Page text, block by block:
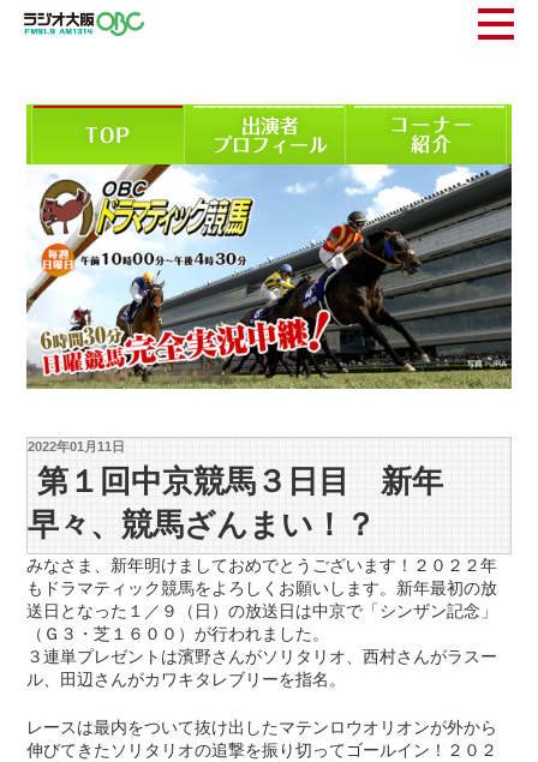
2022年01月11日
第１回中京競馬３日目 新年
早々、競馬ざんまい！？
みなさま、新年明けましておめでとうございます！２０２２年
もドラマティック競馬をよろしくお願いします。新年最初の放
送日となった１／９（日）の放送日は中京で「シンザン記念」
（Ｇ３・芝１６００）が行われました。
３連単プレゼントは濱野さんがソリタリオ、西村さんがラスー
ル、田辺さんがカワキタレブリーを指名。
レースは最内をついて抜け出したマテンロウオリオンが外から
伸びてきたソリタリオの追撃を振り切ってゴールイン！２０２